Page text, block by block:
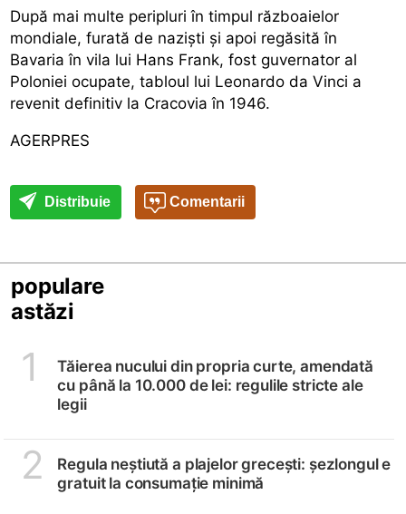
După mai multe peripluri în timpul războaielor
mondiale, furată de naziști și apoi regăsită în
Bavaria în vila lui Hans Frank, fost guvernator al
Poloniei ocupate, tabloul lui Leonardo da Vinci a
revenit definitiv la Cracovia în 1946.
AGERPRES
Distribuie Comentarii
populare
astăzi
1
Tăierea nucului din propria curte, amendată
cu până la 10.000 de lei: regulile stricte ale
legii
2
Regula neștiută a plajelor grecești: șezlongul e
gratuit la consumație minimă